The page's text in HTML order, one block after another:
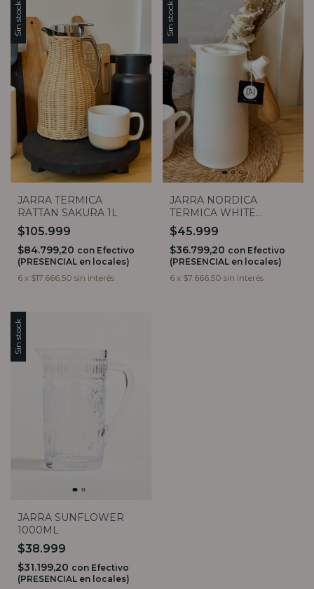
Sin stock
JARRA TERMICA
RATTAN SAKURA 1L
$105.999
$84.799,20 con Efectivo
(PRESENCIAL en locales)
6 x $17.666,50 sin interés
Sin stock
JARRA NORDICA
TERMICA WHITE
1000CC
$45.999
$36.799,20 con Efectivo
(PRESENCIAL en locales)
6 x $7.666,50 sin interés
Sin stock
JARRA SUNFLOWER
1000ML
$38.999
$31.199,20 con Efectivo
(PRESENCIAL en locales)